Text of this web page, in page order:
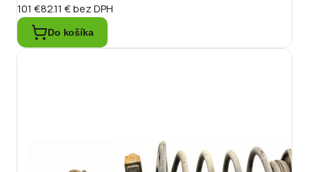
101 €82.11 €bez DPH
Do košíka